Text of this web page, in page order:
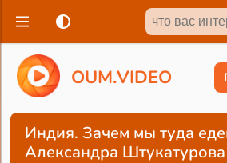
OUM.VIDEO
Индия. Зачем мы туда
Александра